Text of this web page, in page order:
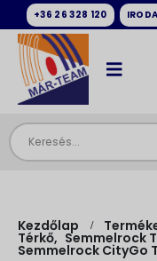
+36 26 328 120
Kezdőlap
Térkő, Semmelrock
Semmelrock CityGo